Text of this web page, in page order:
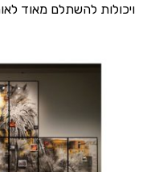
ויכולות להשתלם מאוד